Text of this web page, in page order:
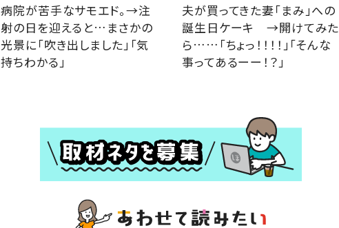
病院が苦手なサモエド。→注
射の日を迎えると…まさかの
光景に「吹き出しました」「気
持ちわかる」
夫が買ってきた妻「まみ」への
誕生日ケーキ →開けてみた
ら……「ちょっ！！！！」「そんな
事ってあるーー！？」